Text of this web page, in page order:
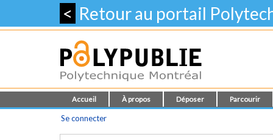
< Retour au portail
Accueil À propos Déposer Parcourir
Se connecter